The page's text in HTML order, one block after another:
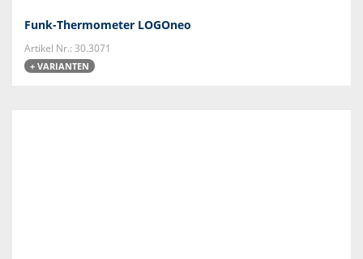
Funk-Thermometer LOGOneo
Artikel Nr.: 30.3071
+ VARIANTEN